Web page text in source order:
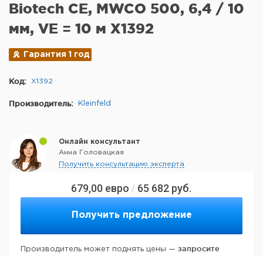
679,00 евро / 65 682 руб.
Получить предложение
Производитель может поднять цены — запросите
Biotech CE, MWCO 500, 6,4 / 10
мм, VE = 10 м X1392
Гарантия 1 год
Код: X1392
Производитель: Kleinfeld
Онлайн консультант
Анна Головацкая
Получить консультацию эксперта